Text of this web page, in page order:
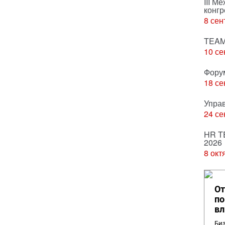
8
10
18
24
HR
2026
8